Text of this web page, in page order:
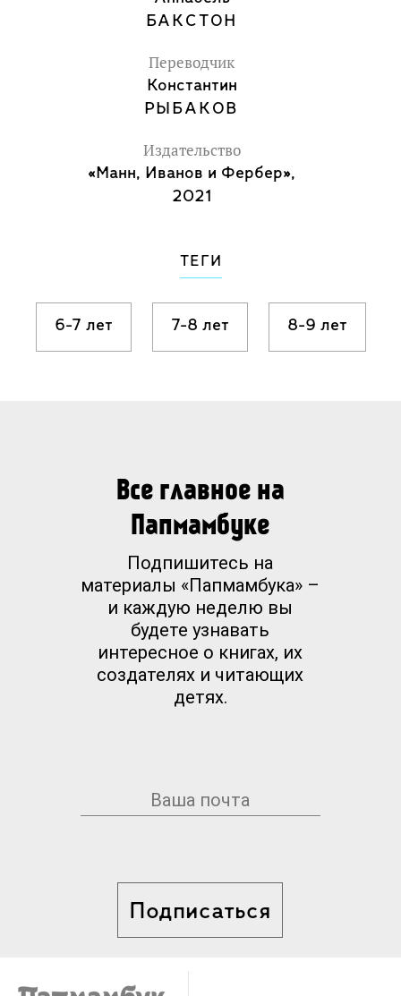
БАКСТОН
Переводчик
Константин
РЫБАКОВ
Издательство
«Манн, Иванов и Фербер»,
2021
ТЕГИ
6-7 лет 7-8 лет 8-9 лет
Все главное на
Папмамбуке
Подпишитесь на
материалы «Папмамбука» –
и каждую неделю вы
будете узнавать
интересное о книгах, их
создателях и читающих
детях.
Подписаться